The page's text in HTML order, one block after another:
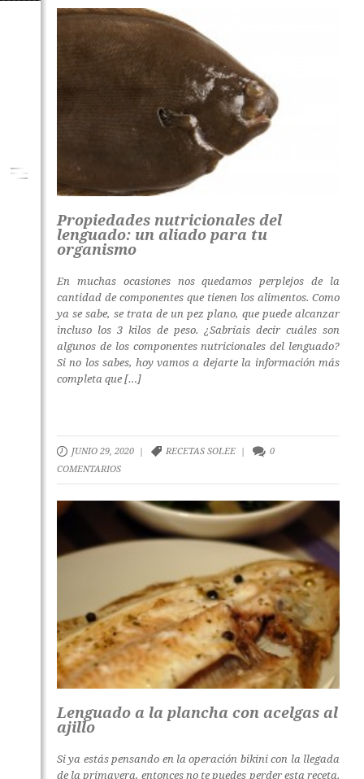
Propiedades nutricionales del
lenguado: un aliado para tu
organismo
En muchas ocasiones nos quedamos perplejos de la
cantidad de componentes que tienen los alimentos. Como
ya se sabe, se trata de un pez plano, que puede alcanzar
incluso los 3 kilos de peso. ¿Sabríais decir cuáles son
algunos de los componentes nutricionales del lenguado?
Si no los sabes, hoy vamos a dejarte la información más
completa que […]
JUNIO 29, 2020 | RECETAS SOLEE |
0
COMENTARIOS
Lenguado a la plancha con acelgas al
ajillo
Si ya estás pensando en la operación bikini con la llegada
de la primavera, entonces no te puedes perder esta receta.